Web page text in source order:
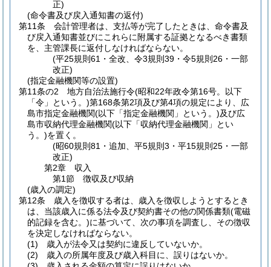
正)
(命令書及び戻入通知書の返付)
第11条
会計管理者は、支払等が完了したときは、命令書及
び戻入通知書並びにこれらに附属する証拠となるべき書類
を、主管課長に返付しなければならない。
(平25規則61・全改、令3規則39・令5規則26・一部
改正)
(指定金融機関等の設置)
第11条の2
地方自治法施行令(昭和22年政令第16号。以下
「令」という。)第168条第2項及び第4項の規定により、広
島市指定金融機関(以下「指定金融機関」という。)及び広
島市収納代理金融機関(以下「収納代理金融機関」とい
う。)を置く。
(昭60規則81・追加、平5規則3・平15規則25・一部
改正)
第2章
収入
第1節
徴収及び収納
(歳入の調定)
第12条
歳入を徴収する者は、歳入を徴収しようとするとき
は、当該歳入に係る法令及び契約書その他の関係書類(電磁
的記録を含む。)に基づいて、次の事項を調査し、その徴収
を決定しなければならない。
(1)
歳入が法令又は契約に違反していないか。
(2)
歳入の所属年度及び歳入科目に、誤りはないか。